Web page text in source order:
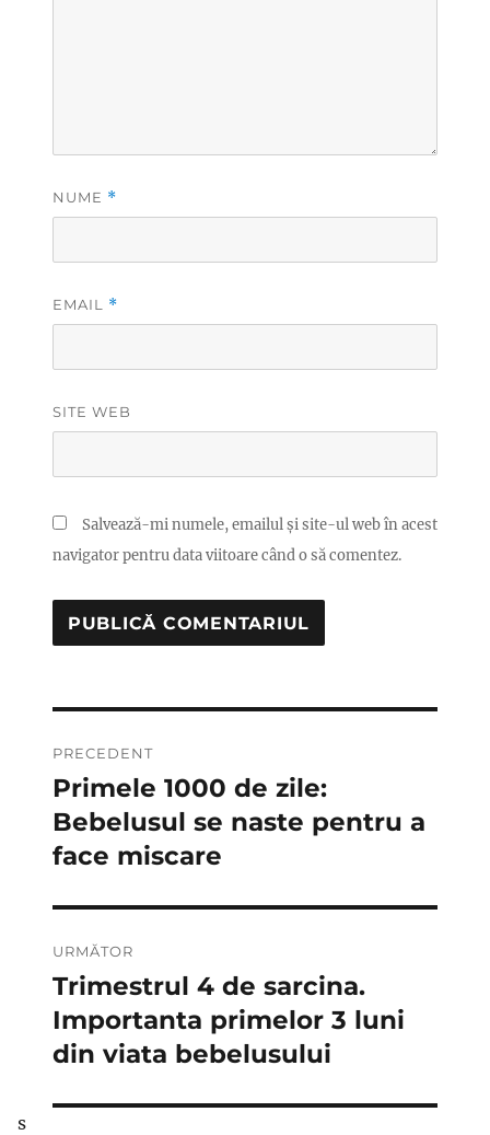
NUME *
EMAIL *
SITE WEB
Salvează-mi numele, emailul și site-ul web în acest
navigator pentru data viitoare când o să comentez.
în
articole
PRECEDENT
Articolul
anterior:
Primele 1000 de zile:
Bebelusul se naste pentru a
face miscare
URMĂTOR
Articolul
următor:
Trimestrul 4 de sarcina.
Importanta primelor 3 luni
din viata bebelusului
s